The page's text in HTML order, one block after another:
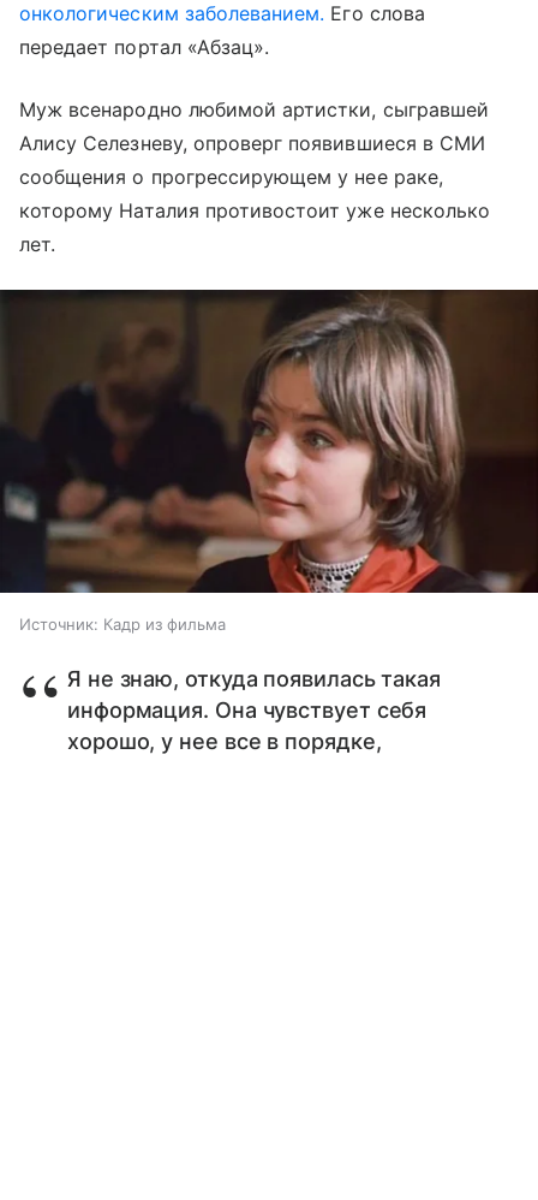
онкологическим заболеванием. Его слова
передает портал «Абзац».
Муж всенародно любимой артистки, сыгравшей
Алису Селезневу, опроверг появившиеся в СМИ
сообщения о прогрессирующем у нее раке,
которому Наталия противостоит уже несколько
лет.
Источник: Кадр из фильма
Я не знаю, откуда появилась такая
информация. Она чувствует себя
хорошо, у нее все в порядке,